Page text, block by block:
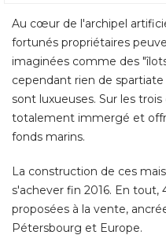
Au cœur de l'archipel
fortunés propriétaires
imaginées comme des
cependant rien de
sont luxueuses. Sur les
totalement immergé et
fonds marins.
La construction de ces
s'achever fin 2016. En tout,
proposées à la vente,
Pétersbourg et Europe.